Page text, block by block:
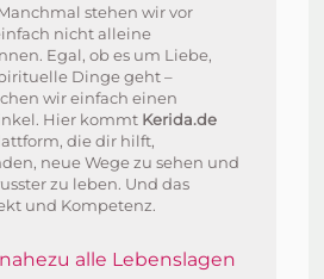
stehen wir vor
nicht alleine
Egal, ob es um Liebe,
Dinge geht –
wir einfach einen
Hier kommt Kerida.de
die dir hilft,
neue Wege zu sehen und
zu leben. Und das
und Kompetenz.
alle Lebenslagen